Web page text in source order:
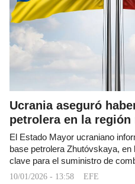
Ucrania aseguró
petrolera en la región
El Estado Mayor ucraniano
base petrolera Zhutóvskaya, en
clave para el suministro de
10/01/2026 - 13:58 EFE